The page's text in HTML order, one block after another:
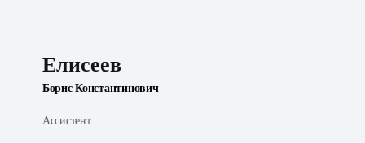
Елисеев
Борис Константинович
Ассистент